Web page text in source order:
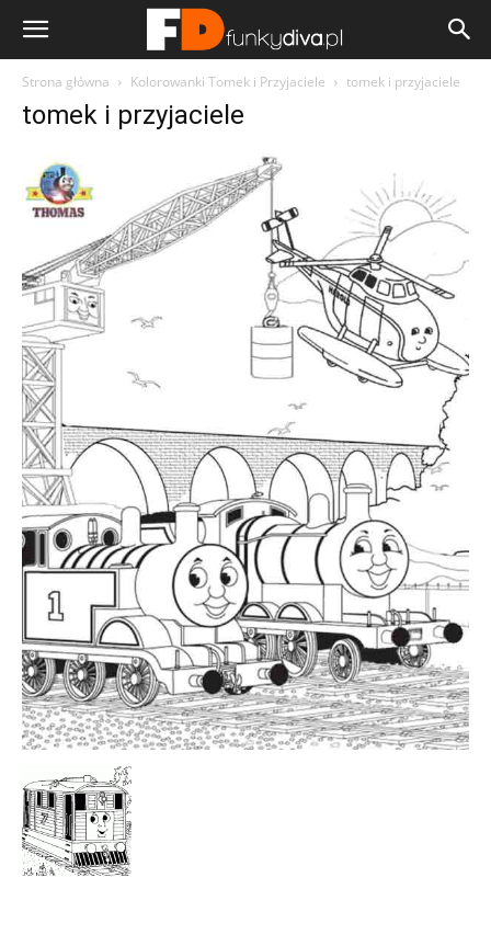
Strona główna Kolorowanki Tomek i Przyjaciele tomek i przyjaciele
tomek i przyjaciele